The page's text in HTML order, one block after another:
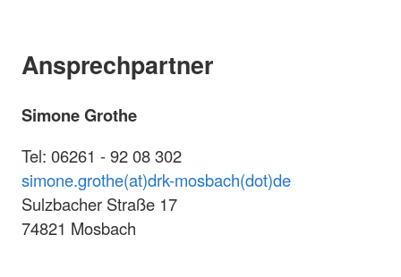
Ansprechpartner
Simone Grothe
Tel: 06261 - 92 08 302
simone.grothe(at)drk-mosbach(dot)de
Sulzbacher Straße 17
74821 Mosbach